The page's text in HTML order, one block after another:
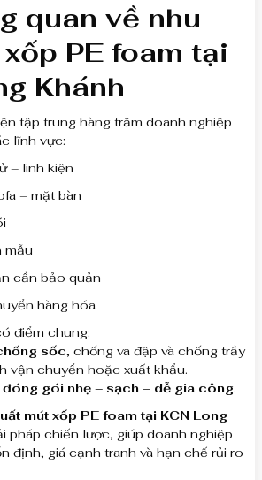
quan về nhu
PE foam tại
Khánh
tập trung hàng trăm doanh nghiệp
lĩnh vực:
– linh kiện
– mặt bàn
mẫu
cần bảo quản
hàng hóa
điểm chung:
sốc, chống va đập và chống trầy
vận chuyển hoặc xuất khẩu.
đóng gói nhẹ – sạch – dễ gia công.
mút xốp PE foam tại KCN Long
pháp chiến lược, giúp doanh nghiệp
định, giá cạnh tranh và hạn chế rủi ro